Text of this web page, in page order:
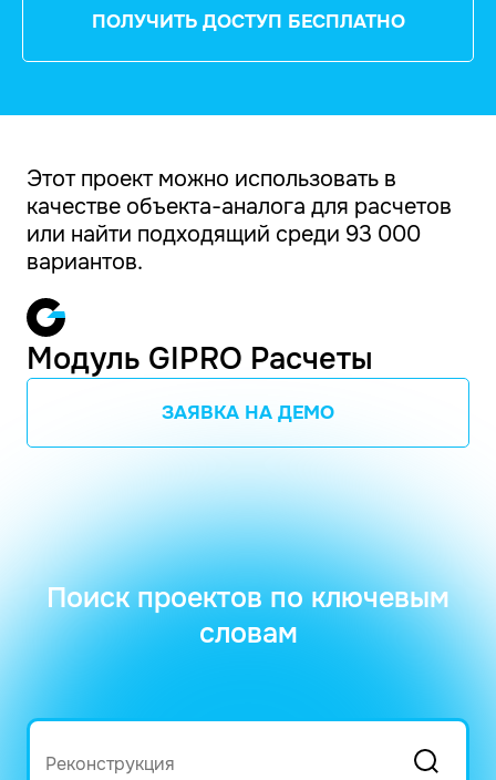
ПОЛУЧИТЬ ДОСТУП БЕСПЛАТНО
Этот проект можно использовать в
качестве объекта-аналога для расчетов
или найти подходящий среди 93 000
вариантов.
Модуль GIPRO Расчеты
ЗАЯВКА НА ДЕМО
Поиск проектов по ключевым
словам